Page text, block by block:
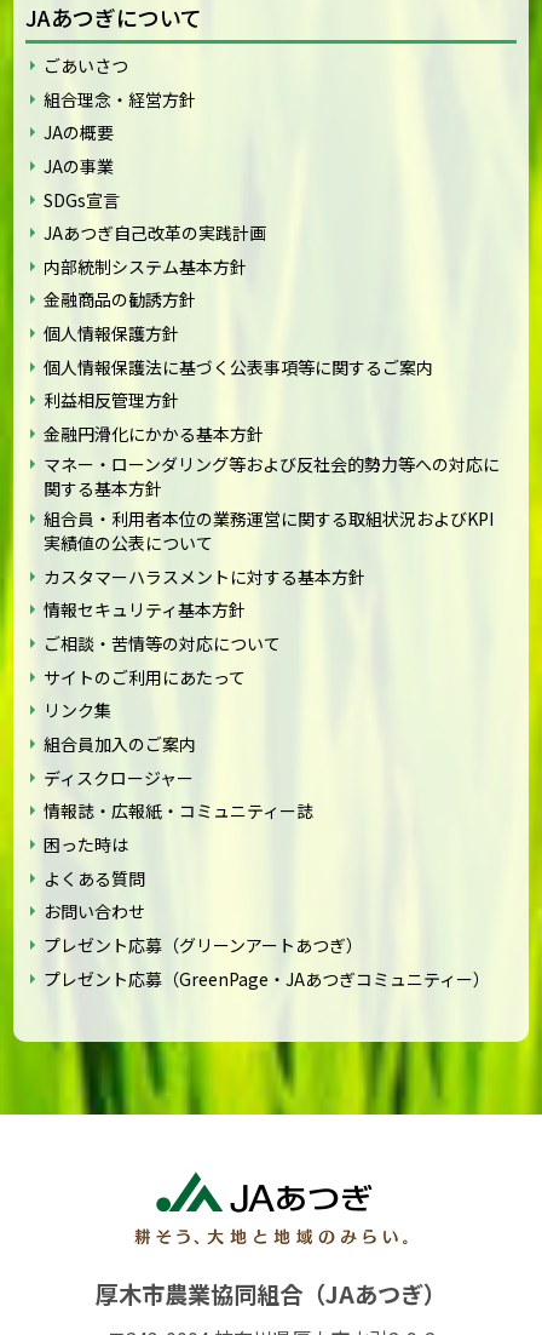
JAあつぎについて
ごあいさつ
組合理念・経営方針
JAの概要
JAの事業
SDGs宣言
JAあつぎ自己改革の実践計画
内部統制システム基本方針
金融商品の勧誘方針
個人情報保護方針
個人情報保護法に基づく公表事項等に関するご案内
利益相反管理方針
金融円滑化にかかる基本方針
マネー・ローンダリング等および反社会的勢力等への対応に
関する基本方針
組合員・利用者本位の業務運営に関する取組状況およびKPI
実績値の公表について
カスタマーハラスメントに対する基本方針
情報セキュリティ基本方針
ご相談・苦情等の対応について
サイトのご利用にあたって
リンク集
組合員加入のご案内
ディスクロージャー
情報誌・広報紙・コミュニティー誌
困った時は
よくある質問
お問い合わせ
プレゼント応募（グリーンアートあつぎ）
プレゼント応募（GreenPage・JAあつぎコミュニティー）
厚木市農業協同組合（JAあつぎ）